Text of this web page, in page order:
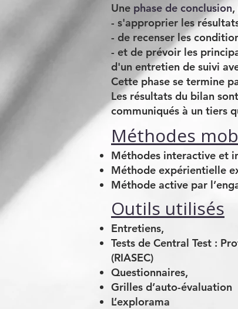
Une phase de conclusion,
- s'approprier les
- de recenser les
- et de prévoir les
d'un entretien de suivi
Cette phase se termine
Les résultats du bilan
communiqués à un tiers
Méthodes
Méthodes interactive et
Méthode expérientielle
Méthode active par
Outils utilisés
Entretiens,
Tests de Central Test :
(RIASEC)
Questionnaires,
Grilles d’auto-évaluation
L’explorama